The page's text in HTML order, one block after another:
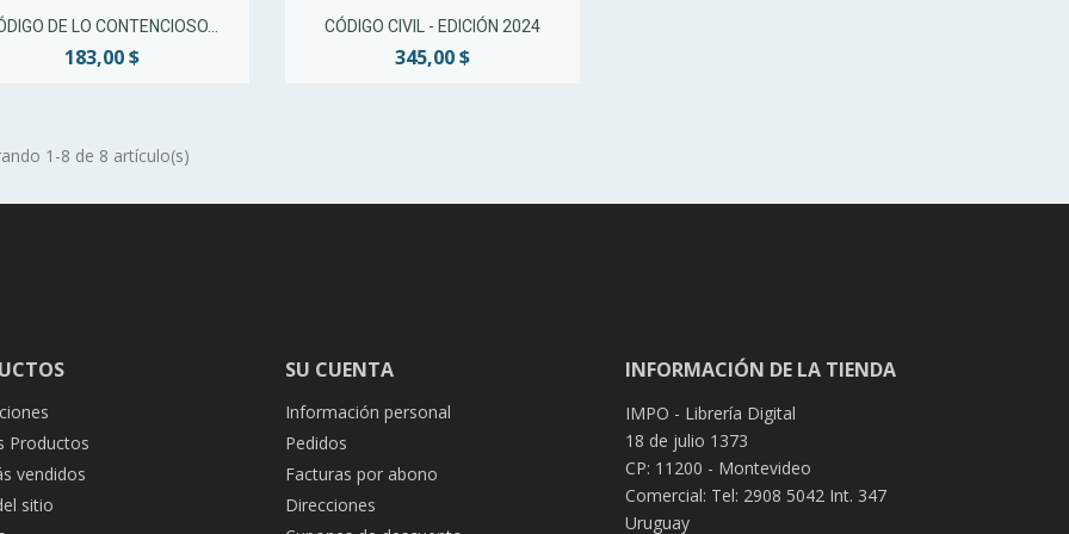
Vista rápida
DE LO CONTENCIOSO...
183,00 $
Vista rápida
CÓDIGO CIVIL - EDICIÓN 2024
345,00 $
1-8 de 8 artículo(s)
Productos
vendidos
sitio
SU CUENTA
Información personal
Pedidos
Facturas por abono
Direcciones
INFORMACIÓN DE LA TIENDA
IMPO - Librería Digital
18 de julio 1373
CP: 11200 - Montevideo
Comercial: Tel: 2908 5042 Int. 347
Uruguay